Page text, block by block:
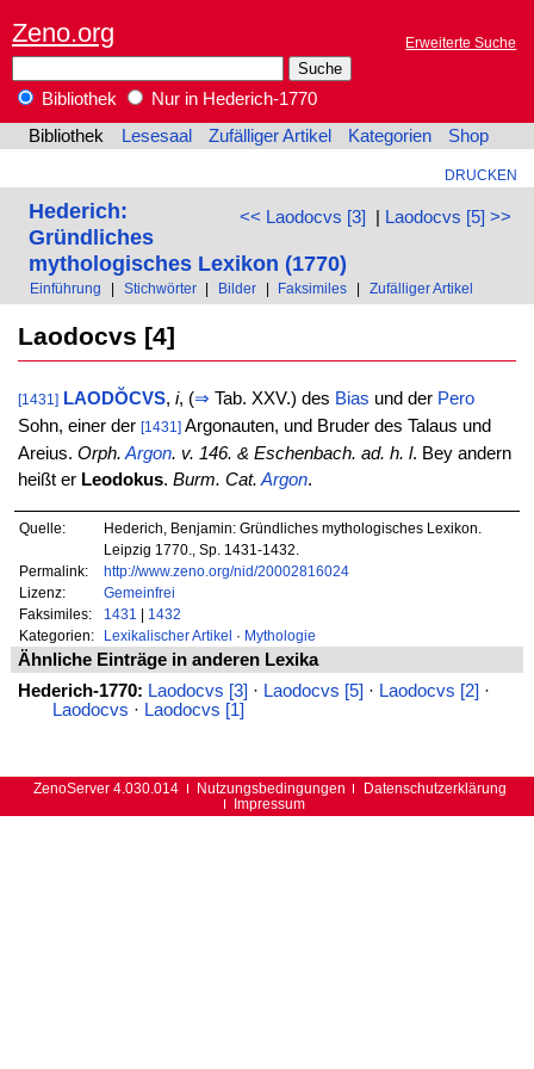
Zeno.org Erweiterte Suche
Bibliothek
Nur in Hederich-1770
Bibliothek
Lesesaal Zufälliger Artikel Kategorien Shop
DRUCKEN
<< Laodocvs [3] | Laodocvs [5] >>
Hederich:
Gründliches
mythologisches Lexikon (1770)
Einführung Stichwörter Bilder Faksimiles Zufälliger Artikel
Laodocvs [4]
[1431] LAODŎCVS, i, (⇒ Tab. XXV.) des Bias und der Pero
Sohn, einer der [1431]Argonauten, und Bruder des Talaus und
Areius. Orph.Argon. v. 146. & Eschenbach. ad. h. l. Bey andern
heißt er Leodokus. Burm. Cat.Argon.
Quelle:
Hederich, Benjamin: Gründliches mythologisches Lexikon.
Leipzig 1770., Sp. 1431-1432.
Permalink:
http://www.zeno.org/nid/20002816024
Lizenz:
Gemeinfrei
Faksimiles:
1431 | 1432
Kategorien:
Lexikalischer Artikel · Mythologie
Ähnliche Einträge in anderen Lexika
Hederich-1770: Laodocvs [3] · Laodocvs [5] · Laodocvs [2] ·
Laodocvs · Laodocvs [1]
ZenoServer 4.030.014 Nutzungsbedingungen
Datenschutzerklärung
Impressum